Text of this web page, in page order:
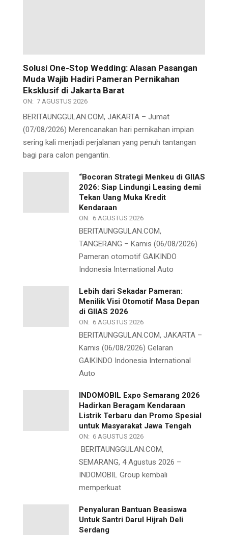
Solusi One-Stop Wedding: Alasan Pasangan
Muda Wajib Hadiri Pameran Pernikahan
Eksklusif di Jakarta Barat
ON: 7 AGUSTUS 2026
BERITAUNGGULAN.COM, JAKARTA – Jumat
(07/08/2026) Merencanakan hari pernikahan impian
sering kali menjadi perjalanan yang penuh tantangan
bagi para calon pengantin.
“Bocoran Strategi Menkeu di GIIAS
2026: Siap Lindungi Leasing demi
Tekan Uang Muka Kredit
Kendaraan
ON: 6 AGUSTUS 2026
BERITAUNGGULAN.COM,
TANGERANG – Kamis (06/08/2026)
Pameran otomotif GAIKINDO
Indonesia International Auto
Lebih dari Sekadar Pameran:
Menilik Visi Otomotif Masa Depan
di GIIAS 2026
ON: 6 AGUSTUS 2026
BERITAUNGGULAN.COM, JAKARTA –
Kamis (06/08/2026) Gelaran
GAIKINDO Indonesia International
Auto
INDOMOBIL Expo Semarang 2026
Hadirkan Beragam Kendaraan
Listrik Terbaru dan Promo Spesial
untuk Masyarakat Jawa Tengah
ON: 6 AGUSTUS 2026
BERITAUNGGULAN.COM,
SEMARANG, 4 Agustus 2026 –
INDOMOBIL Group kembali
memperkuat
Penyaluran Bantuan Beasiswa
Untuk Santri Darul Hijrah Deli
Serdang